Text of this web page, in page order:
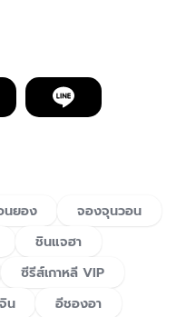
นยอง
จองจุนวอน
ชินแจฮา
ซีรีส์เกาหลี VIP
น
อีชองอา